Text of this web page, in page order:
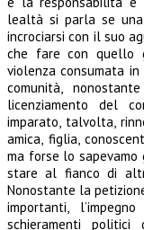
lealtà si parla se
incrociarsi con il suo
che fare con quello
violenza consumata
comunità,
licenziamento del
imparato, talvolta,
amica, figlia,
ma forse lo sapevamo
stare al fianco di
Nonostante la
importanti,
schieramenti politici